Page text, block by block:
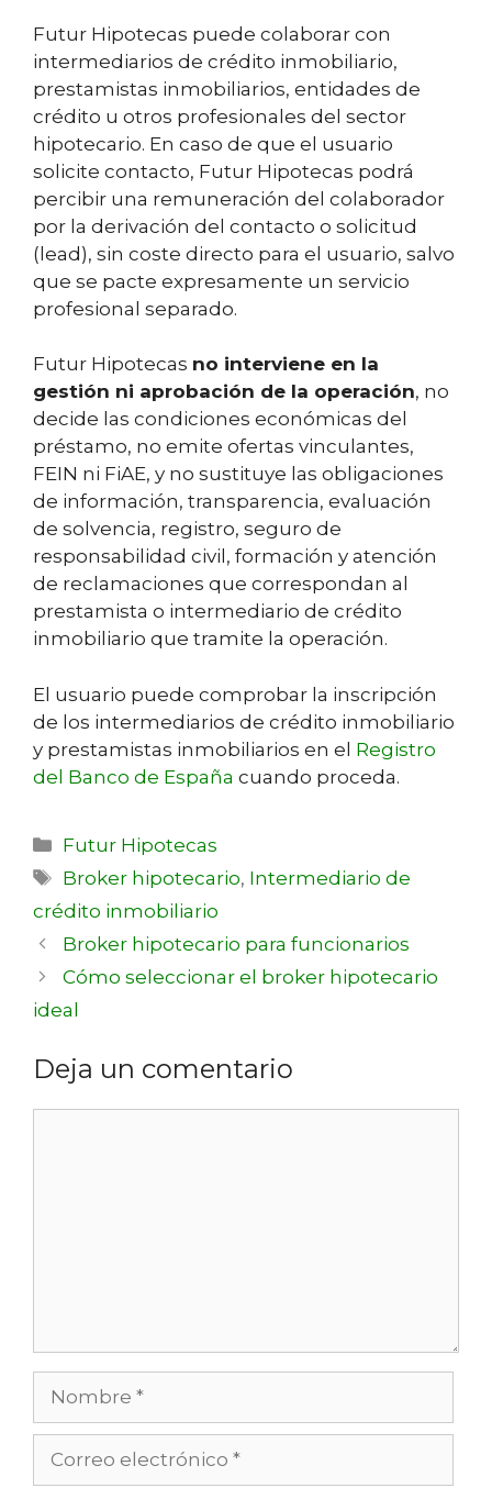
Futur Hipotecas puede colaborar con
intermediarios de crédito inmobiliario,
prestamistas inmobiliarios, entidades de
crédito u otros profesionales del sector
hipotecario. En caso de que el usuario
solicite contacto, Futur Hipotecas podrá
percibir una remuneración del colaborador
por la derivación del contacto o solicitud
(lead), sin coste directo para el usuario, salvo
que se pacte expresamente un servicio
profesional separado.
Futur Hipotecas no interviene en la
gestión ni aprobación de la operación, no
decide las condiciones económicas del
préstamo, no emite ofertas vinculantes,
FEIN ni FiAE, y no sustituye las obligaciones
de información, transparencia, evaluación
de solvencia, registro, seguro de
responsabilidad civil, formación y atención
de reclamaciones que correspondan al
prestamista o intermediario de crédito
inmobiliario que tramite la operación.
El usuario puede comprobar la inscripción
de los intermediarios de crédito inmobiliario
y prestamistas inmobiliarios en el Registro
del Banco de España cuando proceda.
Futur Hipotecas
Broker hipotecario, Intermediario de
crédito inmobiliario
Broker hipotecario para funcionarios
Cómo seleccionar el broker hipotecario
ideal
Deja un comentario